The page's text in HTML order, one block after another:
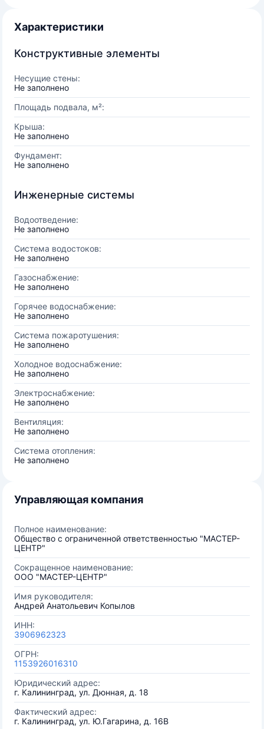
Характеристики
Конструктивные элементы
Несущие стены:
Не заполнено
Площадь подвала, м²:
Крыша:
Не заполнено
Фундамент:
Не заполнено
Инженерные системы
Водоотведение:
Не заполнено
Система водостоков:
Не заполнено
Газоснабжение:
Не заполнено
Горячее водоснабжение:
Не заполнено
Система пожаротушения:
Не заполнено
Холодное водоснабжение:
Не заполнено
Электроснабжение:
Не заполнено
Вентиляция:
Не заполнено
Система отопления:
Не заполнено
Управляющая компания
Полное наименование:
Общество с ограниченной ответственностью "МАСТЕР-
ЦЕНТР"
Сокращенное наименование:
ООО "МАСТЕР-ЦЕНТР"
Имя руководителя:
Андрей Анатольевич Копылов
ИНН:
3906962323
ОГРН:
1153926016310
Юридический адрес:
г. Калининград, ул. Дюнная, д. 18
Фактический адрес:
г. Калининград, ул. Ю.Гагарина, д. 16В